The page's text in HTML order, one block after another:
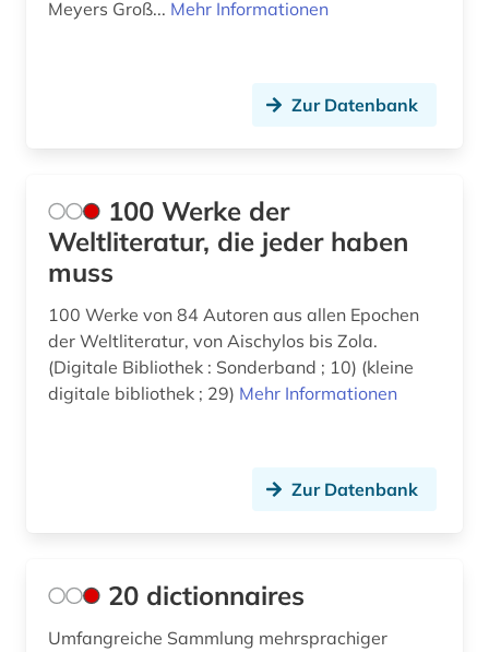
biblioteca nacional de españa (1)
bibliothèque nationale de france (1)
biografie (12)
biowissenschaften (1)
blaise (1)
briefwechsel (1)
british national corpus (1)
Spanien (53)
Ungarn (1)
Vatikanstadt (1)
Meyers Groß... Mehr Informationen
Zur Datenbank
100 Werke der
Weltliteratur, die jeder haben
muss
100 Werke von 84 Autoren aus allen Epochen
der Weltliteratur, von Aischylos bis Zola.
(Digitale Bibliothek : Sonderband ; 10) (kleine
digitale bibliothek ; 29) Mehr Informationen
Zur Datenbank
20 dictionnaires
Umfangreiche Sammlung mehrsprachiger